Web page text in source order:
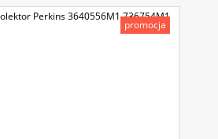
promocja